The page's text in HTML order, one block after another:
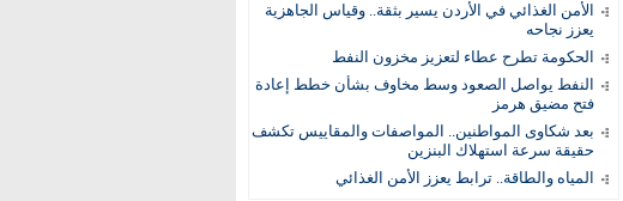
الأمن الغذائي في الأردن يسير بثقة.. وقياس الجاهزية
يعزز نجاحه
الحكومة تطرح عطاء لتعزيز مخزون النفط
النفط يواصل الصعود وسط مخاوف بشأن خطط إعادة
فتح مضيق هرمز
بعد شكاوى المواطنين.. المواصفات والمقاييس تكشف
حقيقة سرعة استهلاك البنزين
المياه والطاقة.. ترابط يعزز الأمن الغذائي